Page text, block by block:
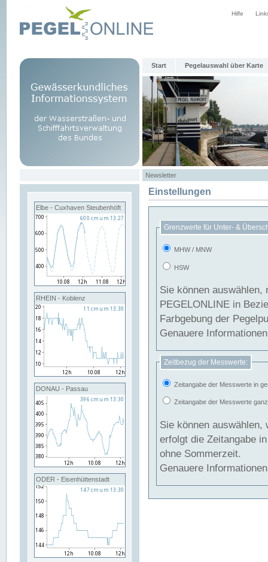
Hilfe
Start Pegelauswahl über Karte
Newsletter
Elbe - Cuxhaven Steubenhöft
RHEIN - Koblenz
DONAU - Passau
ODER - Eisenhüttenstadt
Einstellungen
Grenzwerte für Unter- &
MHW / MNW
HSW
Sie können
PEGELONLINE in Beziehung
Farbgebung der
Genauere
Zeitbezug der Messwerte:
Zeitangabe der Messwerte in
Zeitangabe der Messwerte
Sie können auswählen,
erfolgt die Zeitangabe
ohne Sommerzeit.
Genauere